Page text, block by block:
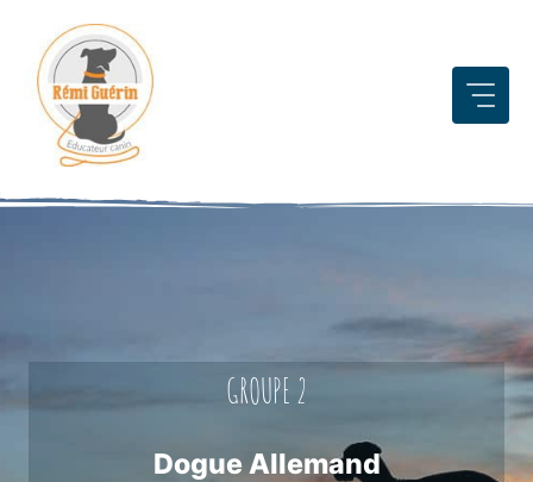
contenu
GROUPE 2
Dogue Allemand